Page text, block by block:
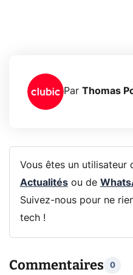
Par Thomas
Vous êtes un utilisateur
Actualitésou de
Suivez-nous pour ne
tech !
Commentaires 0